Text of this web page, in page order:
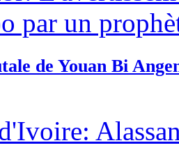
de Youan Bi